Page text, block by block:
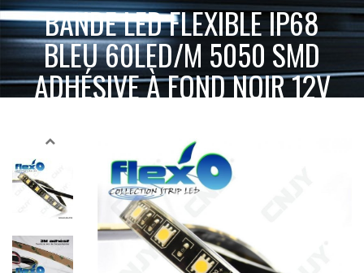
BANDE LED FLEXIBLE IP68
BLEU 60LED/M 5050 SMD
ADHÉSIVE À FOND NOIR 12V